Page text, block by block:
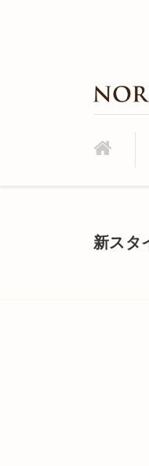
新ス